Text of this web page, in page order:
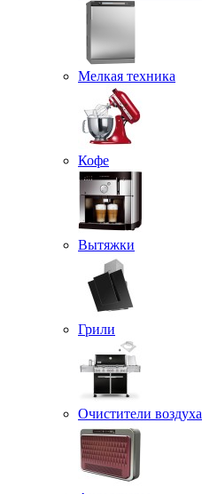
Мелкая техника
Кофе
Вытяжки
Грили
Очистители воздуха